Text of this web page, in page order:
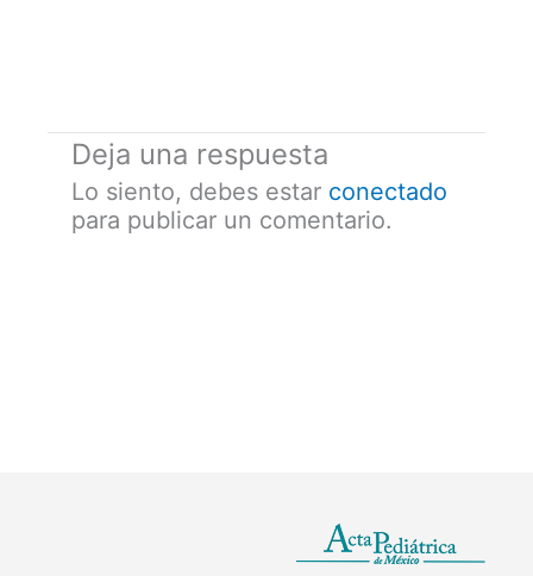
Deja una respuesta
Lo siento, debes estar conectado
para publicar un comentario.